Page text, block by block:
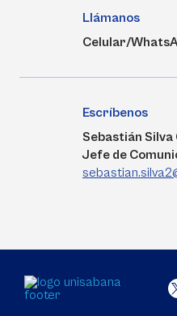
Llámanos
Celular/
Escríbenos
Sebastián Silva
Jefe de